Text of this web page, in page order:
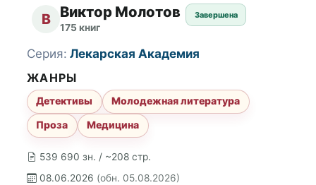
В Виктор Молотов
175 книг
Завершена
539 690 зн. / ~208 стр.
08.06.2026 (обн. 05.08.2026)
Серия: Лекарская Академия
ЖАНРЫ
Детективы
Молодежная литература
Проза
Медицина